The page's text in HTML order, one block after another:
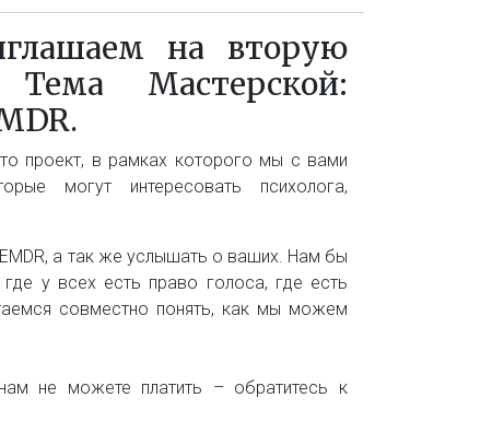
на вторую
Мастерской:
проект, в рамках которого мы с вами
могут интересовать психолога,
а так же услышать о ваших. Нам бы
у всех есть право голоса, где есть
совместно понять, как мы можем
не можете платить – обратитесь к